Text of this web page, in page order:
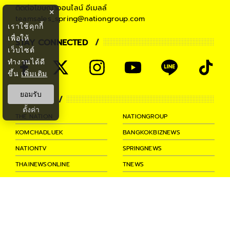
ติดต่อโฆษณาออนไลน์ อีเมลล์
teamsales_spring@nationgroup.com
STAY CONNECTED
PARTNER
THE NATION
NATIONGROUP
KOMCHADLUEK
BANGKOKBIZNEWS
NATIONTV
SPRINGNEWS
THAINEWSONLINE
TNEWS
THANSETTAKIJ
×
เราใช้คุกกี้
เพื่อให้
เว็บไซต์
ทำงานได้ดี
ขึ้น เพิ่มเติม
ยอมรับ
ตั้งค่า